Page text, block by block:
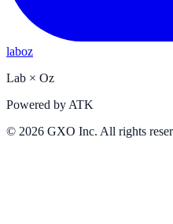
laboz
Lab × Oz
Powered by ATK
© 2026 GXO Inc. All rights